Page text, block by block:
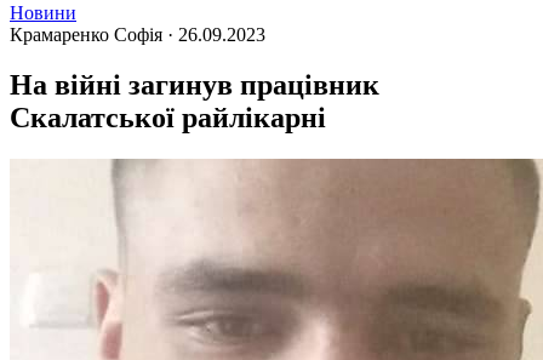
Новини
Крамаренко Софія · 26.09.2023
На війні загинув працівник
Скалатської райлікарні